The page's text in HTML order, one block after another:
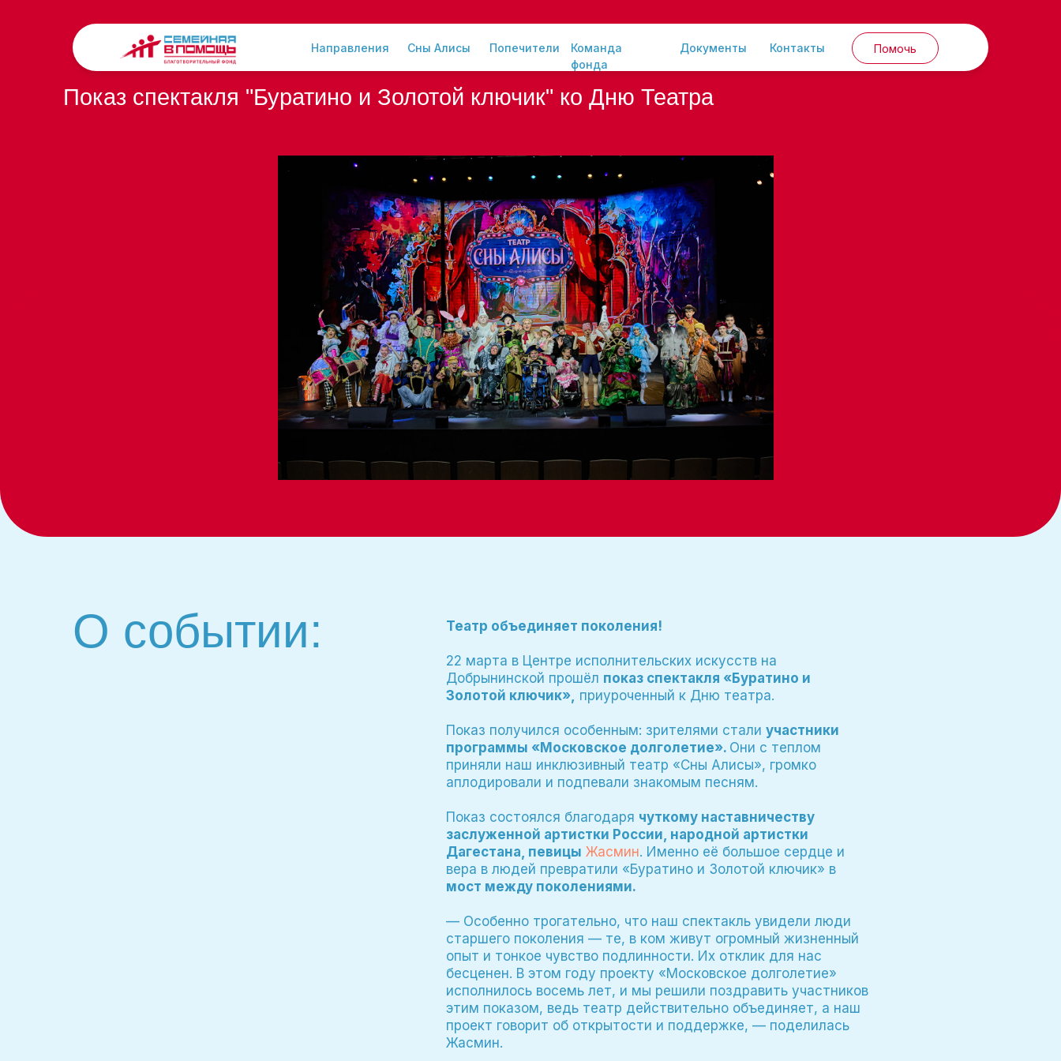
Направления Сны Алисы Попечители Документы Контакты Помочь
Команда
фонда
Показ спектакля "Буратино и Золотой ключик" ко Дню Театра
О событии: Театр объединяет поколения!
22 марта в Центре исполнительских искусств на
Добрынинской прошёл показ спектакля «Буратино и
Золотой ключик», приуроченный к Дню театра.
Показ получился особенным: зрителями стали участники
программы «Московское долголетие». Они с теплом
приняли наш инклюзивный театр «Сны Алисы», громко
аплодировали и подпевали знакомым песням.
Показ состоялся благодаря чуткому наставничеству
заслуженной артистки России, народной артистки
Дагестана, певицы Жасмин. Именно её большое сердце и
вера в людей превратили «Буратино и Золотой ключик» в
мост между поколениями.
— Особенно трогательно, что наш спектакль увидели люди
старшего поколения — те, в ком живут огромный жизненный
опыт и тонкое чувство подлинности. Их отклик для нас
бесценен. В этом году проекту «Московское долголетие»
исполнилось восемь лет, и мы решили поздравить участников
этим показом, ведь театр действительно объединяет, а наш
проект говорит об открытости и поддержке, — поделилась
Жасмин.